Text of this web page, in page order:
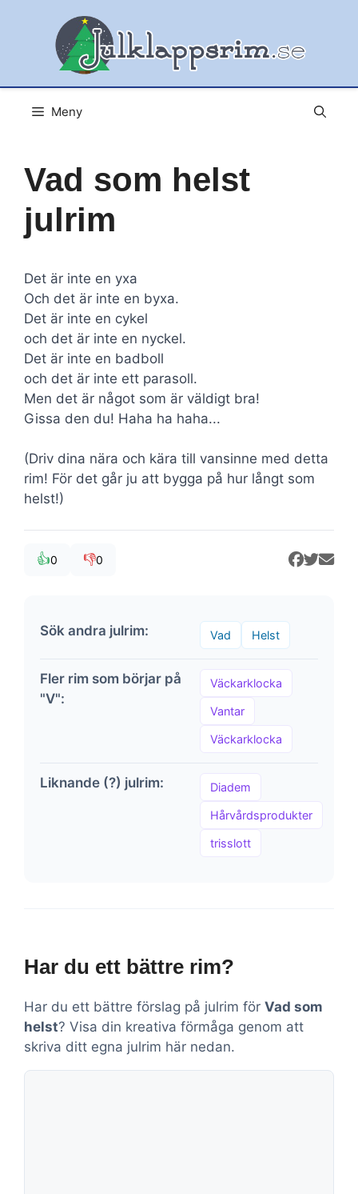
Meny
Vad som helst
julrim
Det är inte en yxa
Och det är inte en byxa.
Det är inte en cykel
och det är inte en nyckel.
Det är inte en badboll
och det är inte ett parasoll.
Men det är något som är väldigt bra!
Gissa den du! Haha ha haha...
(Driv dina nära och kära till vansinne med detta
rim! För det går ju att bygga på hur långt som
helst!)
👍0 👎0
Sök andra julrim: Vad Helst
Fler rim som börjar på
"V":
Väckarklocka
Vantar
Väckarklocka
Liknande (?) julrim: Diadem
Hårvårdsprodukter
trisslott
Har du ett bättre rim?
Har du ett bättre förslag på julrim för Vad som
helst? Visa din kreativa förmåga genom att
skriva ditt egna julrim här nedan.
Kommentar